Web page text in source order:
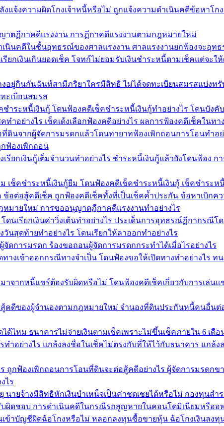
จ้งความผิดโกงเจ้าหนี้หรือไม่ ถูกแจ้งความดำเนินคดีข้อหาโก
ตฏีกาคดีแรงงาน การฏีกาคดีแรงงานตามกฎหมายใหม่
นคดีในชั้นอุทธรณ์ของศาลแรงงาน ศาลแรงงานยกฟ้องจะอุท
ยกเงินเกินยอดเช็ค โจทก์ไม่ยอมรับเงินชำระหนี้ตามเช็คแต่จะ
อยู่กินกันฉันท์สามีภริยาใครมีสิทธิ ไม่ได้จดทะเบียนสมรสแบ่งท
ะเบียนสมรส
ระหนี้เงินกู้ โดนฟ้องคดีเช็คชำระหนี้เงินกู้ทำอย่างไร โดนบังคั
อย่างไร เช็คเด้งเลือกฟ้องคดีอย่างไร ผลการฟ้องคดีเช็คในทา
นจากผู้จัดการมรดกแล้วโดนทายาทฟ้องเพิกถอนการโอนทำอ
ฟ้องเพิกถอน
รียกเงินกู้เต็มจำนวนทำอย่างไร ชำระหนี้เงินกู้แล้วยังโดนฟ้อง
ช็คชำระหนี้เงินกู้ยืม โดนฟ้องคดีเช็คชำระหนี้เงินกู้ เช็คชำระห
อต่อสู้คดีเช็ค ถูกฟ้องคดีเช็คทั้งที่เป็นเช็คค้ำประกัน ข้อหาเบิกค
มายใหม่ การขออนุญาตฏีกาคดีแรงงานทำอย่างไร
ดนเรียกเงินค่าวิ่งเต้นทำอย่างไร ประเด็นการอุทธรณ์ฏีกากรณีโ
นสุดท้ายทำอย่างไร โดนเรียกให้ลาออกทำอย่างไร
ดการมรดก ร้องขอถอนผู้จัดการมรดกกระทำได้เมื่อไรอย่างไร
างเข้าออกกรณีทางจำเป็น โดนฟ้องขอให้เปิดทางทำอย่างไร ท
ากหนี้แชร์ต้องรับผิดหรือไม่ โดนฟ้องคดีเช็คเกี่ยวกับการเล่น
คดีของผู้จำนองตามกฎหมายใหม่ จำนองที่ดินประกันหนี้คนอื่นต่
ด้ไหม ธนาคารไม่จ่ายเงินตามเช็คเพราะไม่ขึ้นเช็คภายใน 6 เ
ทำอย่างไร แกล้งลงชื่อในเช็คไม่ตรงกับที่ให้ไว้กับธนาคาร แก
กฟ้องเพิกถอนการโอนที่ดินจะต่อสู้คดีอย่างไร ผู้จัดการมรดก
ไร
นายจ้างมีสิทธิหักเงินบำเหน็จเป็นค่าชดเชยได้หรือไม่ กองทุนสำ
ผิดชอบ การดำเนินคดีในกรณีรถสูญหายในคอนโดมิเนียมหรืออ
เข้าบัญชีผิดฉ้อโกงหรือไม่ หลอกลงทุนซื้อขายหุ้น ฉ้อโกงเงินลง